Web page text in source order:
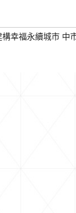
構幸福永續城市 中